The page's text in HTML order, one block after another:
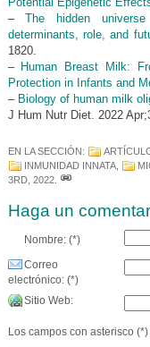
–The hidden
determinants, role, and
1820.
– Human Breast Milk:
Protection in Infants and
– Biology of human milk
J Hum Nutr Diet. 2022
EN LA SECCIÓN:
INMUNIDAD INNATA,
3RD, 2022.
Haga un
Nombre: (*)
Correo
electrónico: (*)
Sitio Web:
Los campos con asterisco